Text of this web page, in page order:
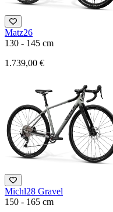
Matz26
130 - 145 cm
1.739,00 €
Michl28 Gravel
150 - 165 cm